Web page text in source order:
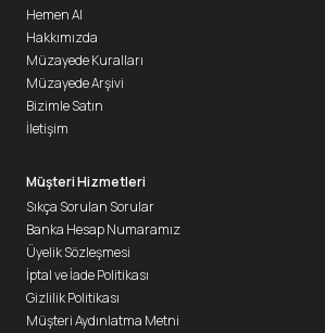
Hemen Al
Hakkımızda
Müzayede Kuralları
Müzayede Arşivi
Bizimle Satın
İletişim
Müşteri Hizmetleri
Sıkça Sorulan Sorular
Banka Hesap Numaramız
Üyelik Sözleşmesi
İptal ve İade Politikası
Gizlilik Politikası
Müşteri Aydınlatma Metni